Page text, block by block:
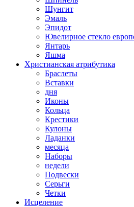
Шунгит
Эмаль
Эпидот
Ювелирное стекло
Янтарь
Яшма
Христианская атрибутика
Браслеты
Вставки
дня
Иконы
Кольца
Крестики
Кулоны
Ладанки
месяца
Наборы
недели
Подвески
Серьги
Четки
Исцеление